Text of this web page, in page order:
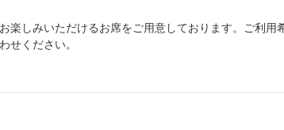
楽しみいただけるお席をご用意しております。ご利用
せください。